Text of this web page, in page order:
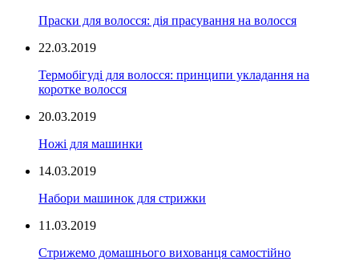
Праски для волосся: дія прасування на волосся
22.03.2019
Термобігуді для волосся: принципи укладання на
коротке волосся
20.03.2019
Ножі для машинки
14.03.2019
Набори машинок для стрижки
11.03.2019
Стрижемо домашнього вихованця самостійно